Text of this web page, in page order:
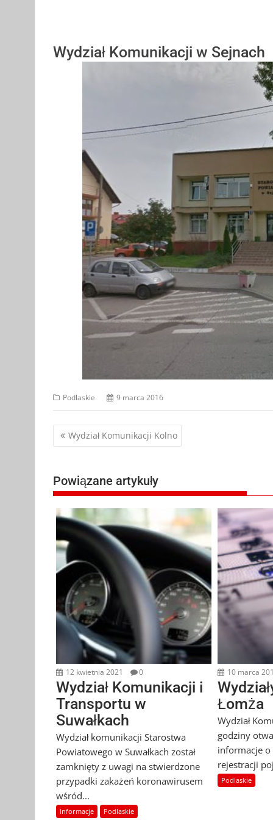
Wydział Komunikacji w Sejnach
Podlaskie 9 marca 2016
Nawigacja
Wydział Komunikacji Kolno
Powiązane artykuły
12 kwietnia 2021 0
Wydział Komunikacji i
Transportu w
Suwałkach
Wydział komunikacji Starostwa
Powiatowego w Suwałkach został
zamknięty z uwagi na stwierdzone
przypadki zakażeń koronawirusem
wśród...
Informacje Podlaskie
10 marca
Łomża
Wydział
godziny
informacje
rejestracji
Podlaskie